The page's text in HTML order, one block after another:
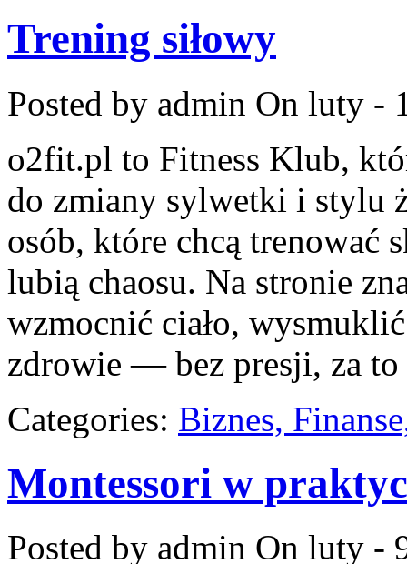
Trening siłowy
Posted by admin On luty -
o2fit.pl to Fitness Klub,
do zmiany sylwetki i stylu
osób, które chcą trenować
lubią chaosu. Na stronie
wzmocnić ciało,
zdrowie — bez presji, za to
Categories: Biznes,
Montessori w
Posted by admin On luty -